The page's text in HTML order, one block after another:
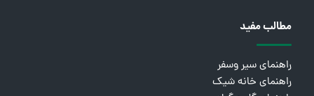
مطالب مفید
راهنمای سیر وسفر
راهنمای خانه شیک